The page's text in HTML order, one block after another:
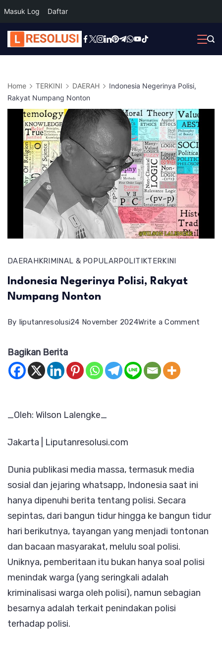
Masuk Log Daftar
Skip
to
Home TERKINI DAERAH
Indonesia Negerinya Polisi,
Rakyat Numpang Nonton
DAERAHKRIMINAL & POPULARPOLITIKTERKINI
Indonesia Negerinya Polisi, Rakyat
Numpang Nonton
By liputanresolusi24 November 2024Write a Comment
Bagikan Berita
_Oleh: Wilson Lalengke_
Jakarta | Liputanresolusi.com
Dunia publikasi media massa, termasuk media
sosial dan jejaring whatsapp, Indonesia saat ini
hanya dipenuhi berita tentang polisi. Secara
sepintas, dari bangun tidur hingga ke bangun tidur
hari berikutnya, tayangan yang menjadi tontonan
dan bacaan masyarakat, melulu soal polisi.
Uniknya, pemberitaan itu bukan hanya soal polisi
menindak warga (yang seringkali adalah
kriminalisasi warga oleh polisi), namun sebagian
besarnya adalah terkait penindakan polisi
terhadap polisi.